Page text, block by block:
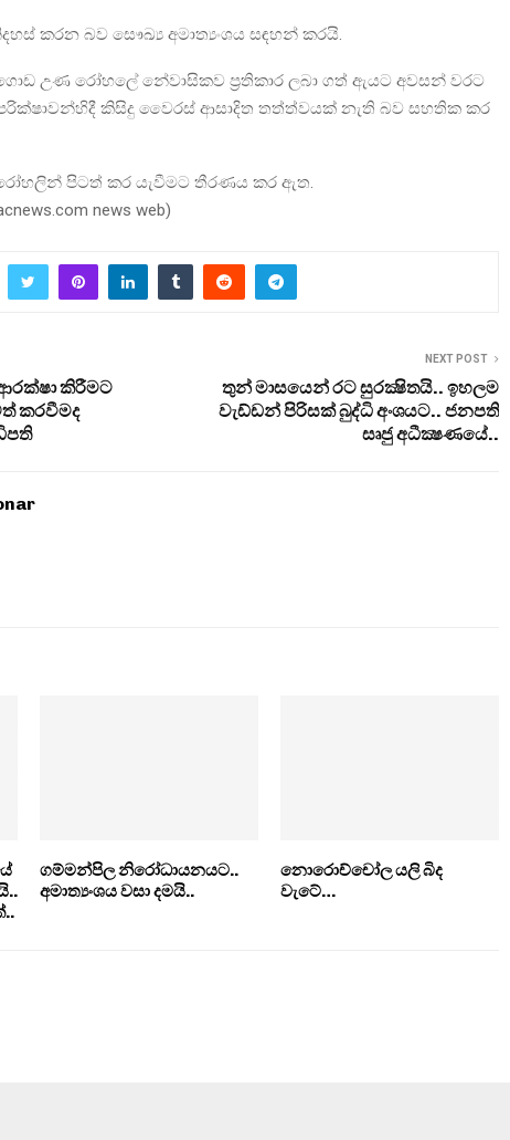
කරන බව සෞඛ්‍ය අමාත්‍යංශය සඳහන් කරයි.
උණ රෝහලේ නේවාසිකව ප්‍රතිකාර ලබා ගත් ඇයට අවසන් වරට
කිසිදු වෛරස් ආසාදිත තත්ත්වයක් නැති බව සහතික කර
පිටත් කර යැවීමට තීරණය කර ඇත.
news web)
කිරීමට
කරවීමද
NEXT POST
තුන් මාසයෙන් රට සුරක්‍ෂිතයි.. ඉහලම
වැඩ්ඩන් පිරිසක් බුද්ධි අංශයට.. ජනපති
සෘජු අධීක්‍ෂණයේ..
ගම්මන්පිල නිරෝධායනයට..
අමාත්‍යංශය වසා දමයි..
නොරොච්චෝල යලි බිද
වැටේ…